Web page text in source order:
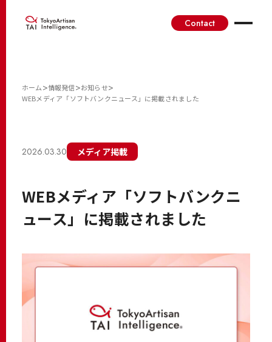
Contact
ホーム>情報発信>お知らせ>
WEBメディア「ソフトバンクニュース」に掲載されました
2026.03.30 メディア掲載
WEBメディア「ソフトバンクニ
ュース」に掲載されました